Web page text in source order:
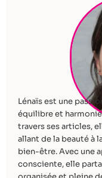
Lénaïs est une
équilibre et
travers ses articles,
allant de la beauté à
bien-être. Avec une
consciente, elle